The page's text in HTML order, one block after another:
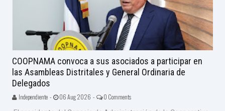
COOPNAMA convoca a sus asociados a participar en
las Asambleas Distritales y General Ordinaria de
Delegados
Independiente - 06 Aug 2026 - 0 Comments